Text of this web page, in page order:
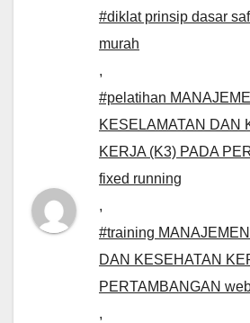
#diklat prinsip dasar
murah
,
#pelatihan
KESELAMATAN DAN
KERJA (K3) PADA
fixed running
,
#training
DAN KESEHATAN
PERTAMBANGAN
,